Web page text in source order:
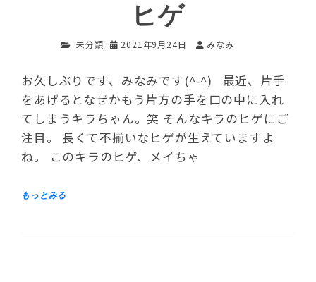
ヒゲ
未分類 2021年9月24日 みなみ
お久しぶりです、みなみです(^-^) 最近、片手
をあげるとなぜかもう片方の手を口の中に入れ
てしまうキラちゃん。笑 そんなキラのヒゲにご
注目。 長くて不揃いなヒゲが生えていますよ
ね。 このキラのヒゲ、メイちゃ